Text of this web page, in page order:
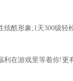
形象;1天300级轻
在游戏里等着你!更